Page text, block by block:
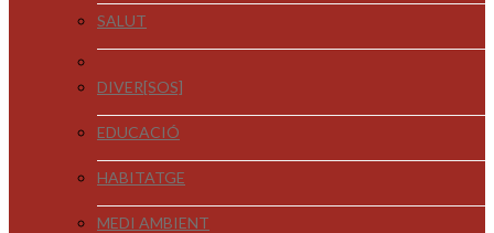
SALUT
DIVER[SOS]
EDUCACIÓ
HABITATGE
MEDI AMBIENT